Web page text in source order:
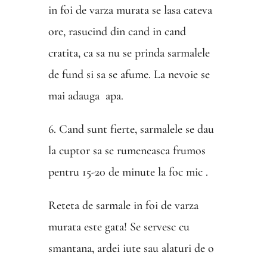
in foi de varza murata se lasa cateva
ore, rasucind din cand in cand
cratita, ca sa nu se prinda sarmalele
de fund si sa se afume. La nevoie se
mai adauga apa.
6. Cand sunt fierte, sarmalele se dau
la cuptor sa se rumeneasca frumos
pentru 15-20 de minute la foc mic .
Reteta de sarmale in foi de varza
murata este gata! Se servesc cu
smantana, ardei iute sau alaturi de o